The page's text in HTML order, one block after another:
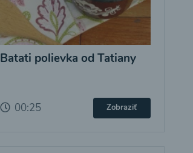
Batati polievka od Tatiany
00:25 Zobraziť